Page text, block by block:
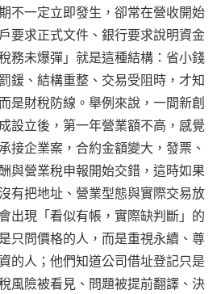
不一定立即發生，卻常在營收開始
要求正式文件、銀行要求說明資金
務未爆彈」就是這種結構：省小錢
鍰、結構重整、交易受阻時，才知
是財稅防線。舉例來說，一間新創
設立後，第一年營業額不高，感覺
接企業案，合約金額變大，發票、
與營業稅申報開始交錯，這時如果
有把地址、營業型態與實際交易放
出現「看似有帳，實際缺判斷」的
只問價格的人，而是重視永續、尊
的人；他們知道公司借址登記只是
風險被看見、問題被提前翻譯、決